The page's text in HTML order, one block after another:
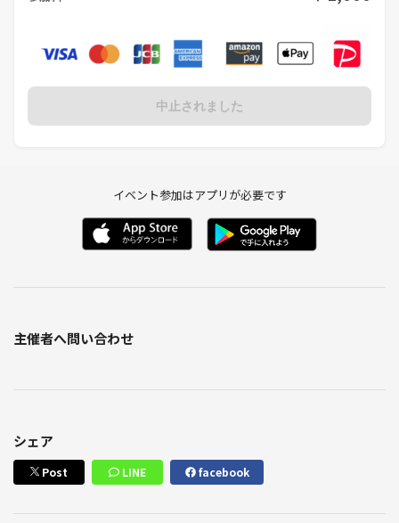
中止されました
イベント参加はアプリが必要です
主催者へ問い合わせ
シェア
Post LINE facebook